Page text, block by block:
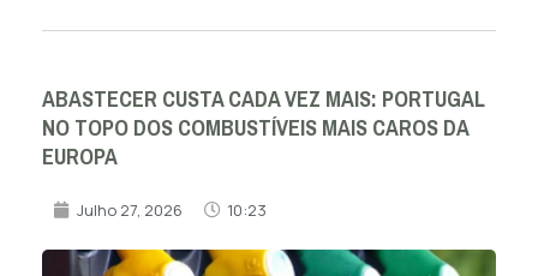
ABASTECER CUSTA CADA VEZ MAIS: PORTUGAL
NO TOPO DOS COMBUSTÍVEIS MAIS CAROS DA
EUROPA
Julho 27, 2026 10:23